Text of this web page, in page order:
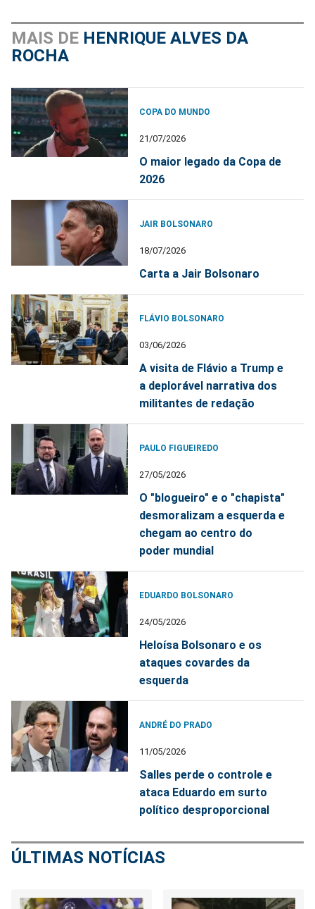
MAIS DE HENRIQUE ALVES DA
ROCHA
COPA DO MUNDO
21/07/2026
O maior legado da Copa de
2026
JAIR BOLSONARO
18/07/2026
Carta a Jair Bolsonaro
FLÁVIO BOLSONARO
03/06/2026
A visita de Flávio a Trump e
a deplorável narrativa dos
militantes de redação
PAULO FIGUEIREDO
27/05/2026
O "blogueiro" e o "chapista"
desmoralizam a esquerda e
chegam ao centro do
poder mundial
EDUARDO BOLSONARO
24/05/2026
Heloísa Bolsonaro e os
ataques covardes da
esquerda
ANDRÉ DO PRADO
11/05/2026
Salles perde o controle e
ataca Eduardo em surto
político desproporcional
ÚLTIMAS NOTÍCIAS